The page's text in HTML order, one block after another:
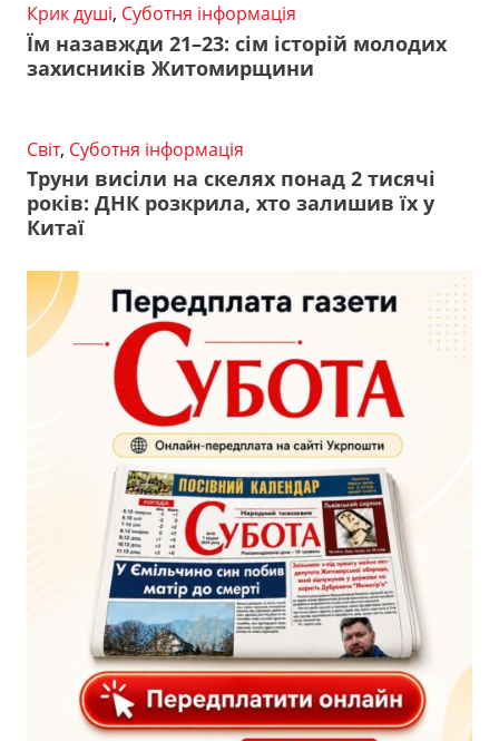
Крик душі, Суботня інформація
Їм назавжди 21–23: сім історій молодих
захисників Житомирщини
Світ, Суботня інформація
Труни висіли на скелях понад 2 тисячі
років: ДНК розкрила, хто залишив їх у
Китаї